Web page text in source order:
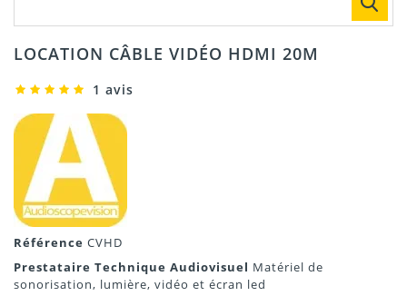
LOCATION CÂBLE VIDÉO HDMI 20M
1 avis
Référence CVHD
Prestataire Technique Audiovisuel Matériel de
sonorisation, lumière, vidéo et écran led